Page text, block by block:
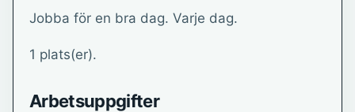
Jobba för en bra dag. Varje dag.
1 plats(er).
Arbetsuppgifter